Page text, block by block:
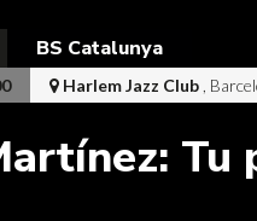
BS Catalunya
Harlem Jazz Club ,